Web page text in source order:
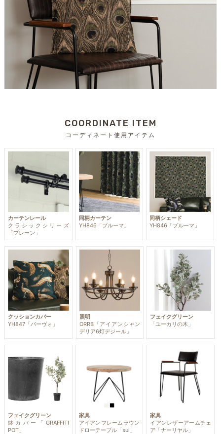
COORDINATE ITEM
コーディネート使用アイテム
カーテンレール
クラシックシリーズ
「プレーン」
同柄カーテン
YH846「プルーマ」
同柄シェード
YH846「プルーマ」
クッションカバー
YH847「パーヴォ」
照明
ORRB「アイアンシャン
デリア6灯デジール」
フェイクグリーン
「ユーカリの木」
フェイクグリーン
鉢カバー「GRAFFITI
POT」
家具
アイアンフレームラウン
ドローテーブル「sui」
家具
イアンレザーアームチェ
ア「ナーリヤル」